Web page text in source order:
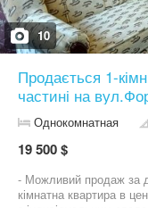
10
Продається 1-
частині на
Однокомнатная
19 500 $
- Можливий продаж за
кімнатна квартира в